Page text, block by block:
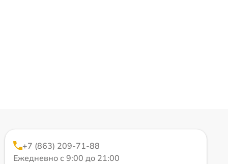
+7 (863) 209-71-88
Ежедневно с 9:00 до 21:00